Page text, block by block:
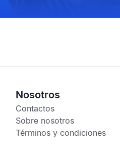
Nosotros
Contactos
Sobre nosotros
Términos y condiciones